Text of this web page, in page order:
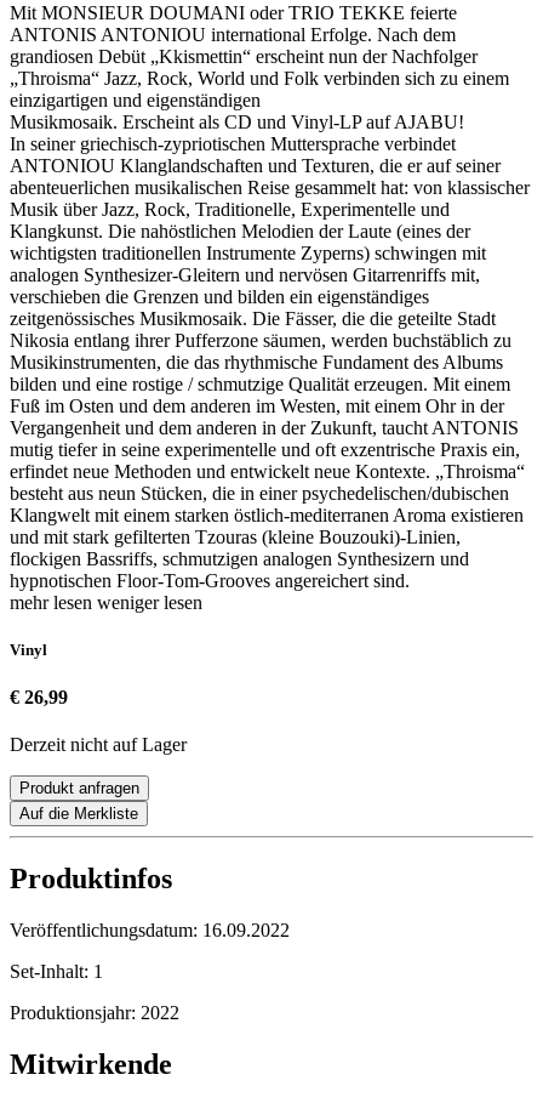
Mit MONSIEUR DOUMANI oder TRIO TEKKE feierte
ANTONIS ANTONIOU international Erfolge. Nach dem
grandiosen Debüt „Kkismettin“ erscheint nun der Nachfolger
„Throisma“ Jazz, Rock, World und Folk verbinden sich zu einem
einzigartigen und eigenständigen
Musikmosaik. Erscheint als CD und Vinyl-LP auf AJABU!
In seiner griechisch-zypriotischen Muttersprache verbindet
ANTONIOU Klanglandschaften und Texturen, die er auf seiner
abenteuerlichen musikalischen Reise gesammelt hat: von klassischer
Musik über Jazz, Rock, Traditionelle, Experimentelle und
Klangkunst. Die nahöstlichen Melodien der Laute (eines der
wichtigsten traditionellen Instrumente Zyperns) schwingen mit
analogen Synthesizer-Gleitern und nervösen Gitarrenriffs mit,
verschieben die Grenzen und bilden ein eigenständiges
zeitgenössisches Musikmosaik. Die Fässer, die die geteilte Stadt
Nikosia entlang ihrer Pufferzone säumen, werden buchstäblich zu
Musikinstrumenten, die das rhythmische Fundament des Albums
bilden und eine rostige / schmutzige Qualität erzeugen. Mit einem
Fuß im Osten und dem anderen im Westen, mit einem Ohr in der
Vergangenheit und dem anderen in der Zukunft, taucht ANTONIS
mutig tiefer in seine experimentelle und oft exzentrische Praxis ein,
erfindet neue Methoden und entwickelt neue Kontexte. „Throisma“
besteht aus neun Stücken, die in einer psychedelischen/dubischen
Klangwelt mit einem starken östlich-mediterranen Aroma existieren
und mit stark gefilterten Tzouras (kleine Bouzouki)-Linien,
flockigen Bassriffs, schmutzigen analogen Synthesizern und
hypnotischen Floor-Tom-Grooves angereichert sind.
mehr lesen weniger lesen
Vinyl
€ 26,99
Derzeit nicht auf Lager
Produkt anfragen
Auf die Merkliste
Produktinfos
Veröffentlichungsdatum: 16.09.2022
Set-Inhalt: 1
Produktionsjahr: 2022
Mitwirkende